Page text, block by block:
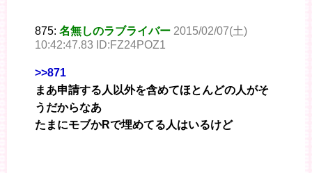
875: 名無しのラブライバー 2015/02/07(土)
10:42:47.83 ID:FZ24POZ1
>>871
まあ申請する人以外を含めてほとんどの人がそ
うだからなあ
たまにモブかRで埋めてる人はいるけど